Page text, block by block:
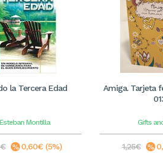
la Tercera Edad
Montilla
0,60€ (5%)
Amiga. Tarjeta
Gifts
1,25€